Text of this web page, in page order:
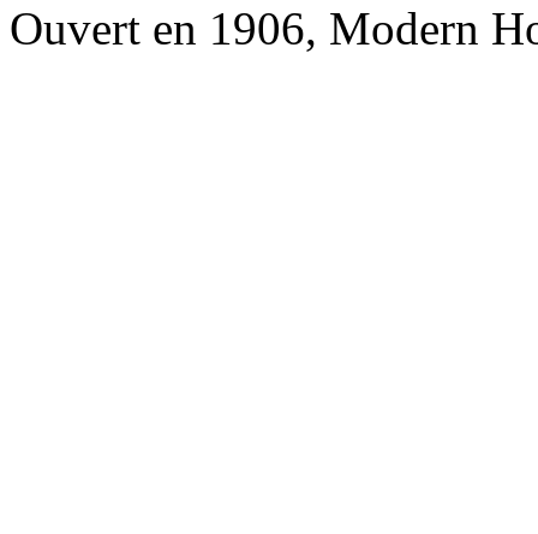
Ouvert en 1906, Modern